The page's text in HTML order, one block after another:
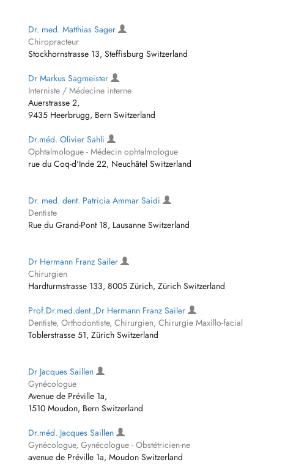
Dr. med. Matthias Sager
Chiropracteur
Stockhornstrasse 13, Steffisburg Switzerland
Dr Markus Sagmeister
Interniste / Médecine interne
Auerstrasse 2,
9435 Heerbrugg, Bern Switzerland
Dr.méd. Olivier Sahli
Ophtalmologue - Médecin ophtalmologue
rue du Coq-d'Inde 22, Neuchâtel Switzerland
Dr. med. dent. Patricia Ammar Saidi
Dentiste
Rue du Grand-Pont 18, Lausanne Switzerland
Dr Hermann Franz Sailer
Chirurgien
Hardturmstrasse 133, 8005 Zürich, Zürich Switzerland
Prof.Dr.med.dent.,Dr Hermann Franz Sailer
Dentiste, Orthodontiste, Chirurgien, Chirurgie Maxillo-facial
Toblerstrasse 51, Zürich Switzerland
Dr Jacques Saillen
Gynécologue
Avenue de Préville 1a,
1510 Moudon, Bern Switzerland
Dr.méd. Jacques Saillen
Gynécologue, Gynécologue - Obstétricien-ne
avenue de Préville 1a, Moudon Switzerland